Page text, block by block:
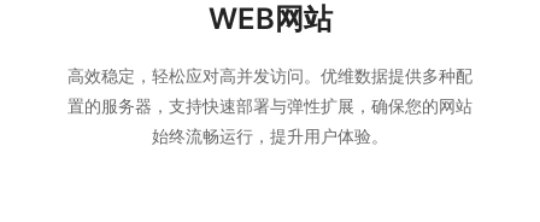
WEB网站
高效稳定，轻松应对高并发访问。优维数据提供多种配
置的服务器，支持快速部署与弹性扩展，确保您的网站
始终流畅运行，提升用户体验。